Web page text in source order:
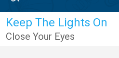
Keep The Lights On
Close Your Eyes